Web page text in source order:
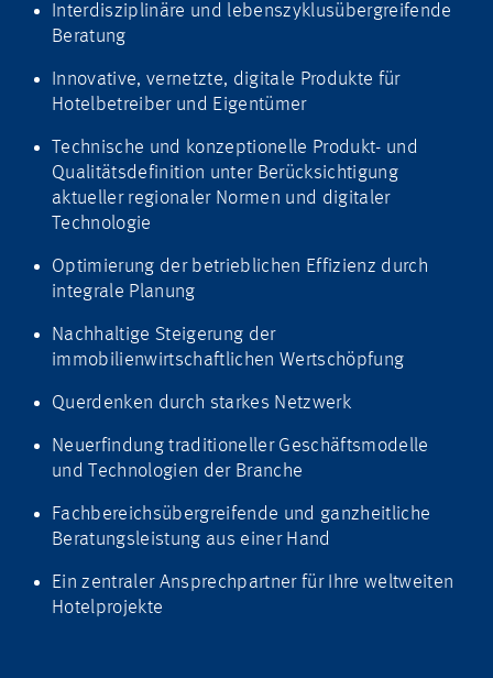
Interdisziplinäre und lebenszyklusübergreifende
Beratung
Innovative, vernetzte, digitale Produkte für
Hotelbetreiber und Eigentümer
Technische und konzeptionelle Produkt- und
Qualitätsdefinition unter Berücksichtigung
aktueller regionaler Normen und digitaler
Technologie
Optimierung der betrieblichen Effizienz durch
integrale Planung
Nachhaltige Steigerung der
immobilienwirtschaftlichen Wertschöpfung
Querdenken durch starkes Netzwerk
Neuerfindung traditioneller Geschäftsmodelle
und Technologien der Branche
Fachbereichsübergreifende und ganzheitliche
Beratungsleistung aus einer Hand
Ein zentraler Ansprechpartner für Ihre weltweiten
Hotelprojekte